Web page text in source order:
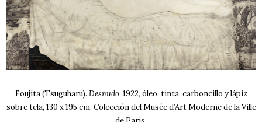
Foujita (Tsuguharu). Desnudo, 1922, óleo, tinta, carboncillo y lápiz
sobre tela, 130 x 195 cm. Colección del Musée d’Art Moderne de la Ville